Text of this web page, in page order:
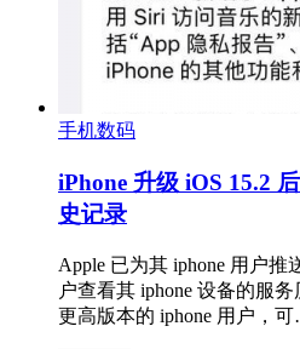
手机数码
iPhone 升级 iOS 15.2
史记录
Apple 已为其 iphone 用户推
户查看其 iphone 设备的服
更高版本的 iphone 用户，